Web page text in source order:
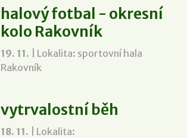
halový fotbal - okresní
kolo Rakovník
19. 11.
| Lokalita: sportovní hala
Rakovník
vytrvalostní běh
18. 11. | Lokalita: